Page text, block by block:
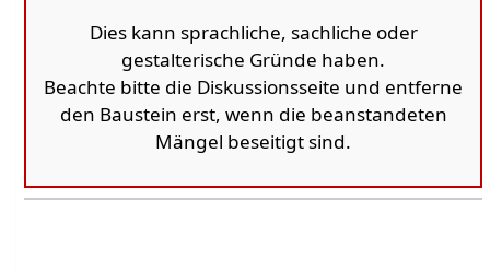
Dies kann sprachliche, sachliche oder
gestalterische Gründe haben.
Beachte bitte die Diskussionsseite und entferne
den Baustein erst, wenn die beanstandeten
Mängel beseitigt sind.